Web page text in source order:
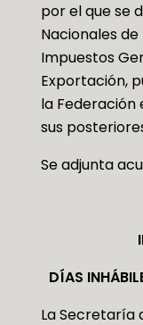
por el que se
Nacionales
Impuestos
Exportación,
la Federación
sus
Se adjunta
DÍAS
La Secretaría